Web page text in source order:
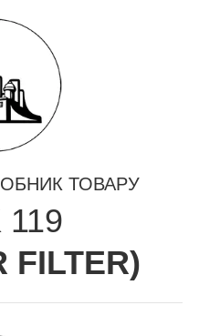
ТОВАРУ
119
FILTER)